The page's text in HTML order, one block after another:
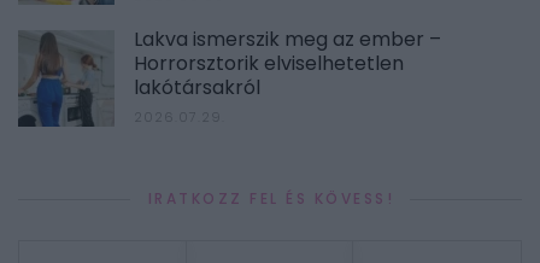
Lakva ismerszik meg az ember –
Horrorsztorik elviselhetetlen
lakótársakról
2026.07.29.
IRATKOZZ FEL ÉS KÖVESS!